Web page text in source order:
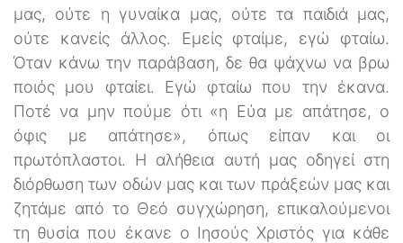
μας, ούτε η γυναίκα μας, ούτε τα παιδιά μας,
ούτε κανείς άλλος. Εμείς φταίμε, εγώ φταίω.
Όταν κάνω την παράβαση, δε θα ψάχνω να βρω
ποιός μου φταίει. Εγώ φταίω που την έκανα.
Ποτέ να μην πούμε ότι «η Εύα με απάτησε, ο
όφις με απάτησε», όπως είπαν και οι
πρωτόπλαστοι. Η αλήθεια αυτή μας οδηγεί στη
διόρθωση των οδών μας και των πράξεών μας και
ζητάμε από το Θεό συγχώρηση, επικαλούμενοι
τη θυσία που έκανε ο Ιησούς Χριστός για κάθε